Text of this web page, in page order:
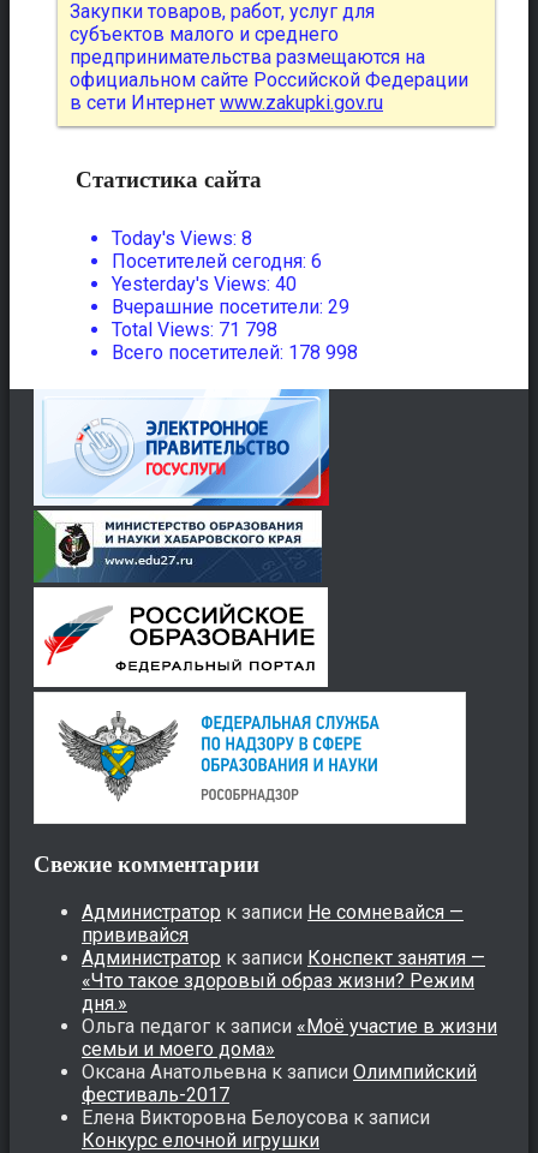
Закупки товаров, работ, услуг для
субъектов малого и среднего
предпринимательства размещаются на
официальном сайте Российской Федерации
в сети Интернет www.zakupki.gov.ru
Статистика сайта
Today's Views: 8
Посетителей сегодня: 6
Yesterday's Views: 40
Вчерашние посетители: 29
Total Views: 71 798
Всего посетителей: 178 998
Свежие комментарии
Администратор к записи Не сомневайся —
прививайся
Администратор к записи Конспект занятия —
«Что такое здоровый образ жизни? Режим
дня.»
Ольга педагог к записи «Моё участие в жизни
семьи и моего дома»
Оксана Анатольевна к записи Олимпийский
фестиваль-2017
Елена Викторовна Белоусова к записи
Конкурс елочной игрушки